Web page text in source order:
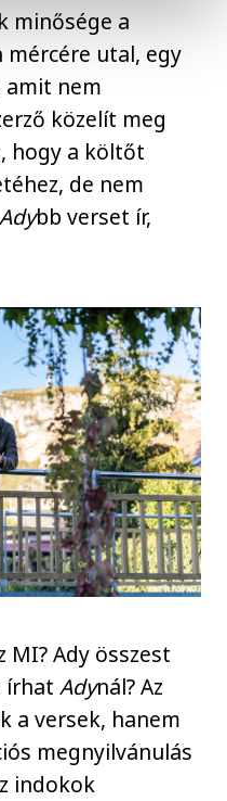
minősége a
utal, egy
amit nem
közelít meg
hogy a költőt
de nem
Adybb verset ír,
MI? Ady összest
írhatAdynál? Az
a versek, hanem
megnyilvánulás
indokok